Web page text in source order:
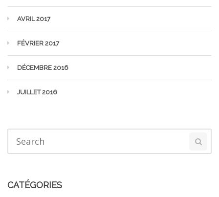
AVRIL 2017
FÉVRIER 2017
DÉCEMBRE 2016
JUILLET 2016
CATÉGORIES